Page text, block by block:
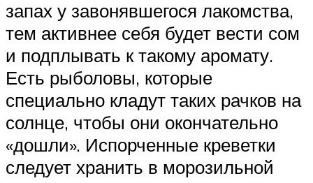
запах у завонявшегося лакомства,
тем активнее себя будет вести сом
и подплывать к такому аромату.
Есть рыболовы, которые
специально кладут таких рачков на
солнце, чтобы они окончательно
«дошли». Испорченные креветки
следует хранить в морозильной